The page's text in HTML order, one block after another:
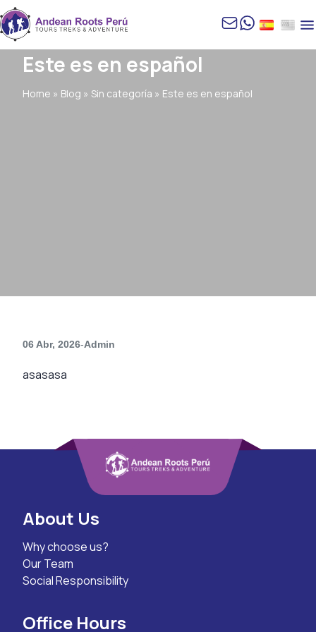
Este es en español
Home » Blog » Sin categoría » Este es en español
06 Abr, 2026-Admin
asasasa
About Us
Why choose us?
Our Team
Social Responsibility
Office Hours